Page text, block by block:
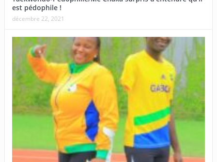
est pédophile !
décembre 22, 2021